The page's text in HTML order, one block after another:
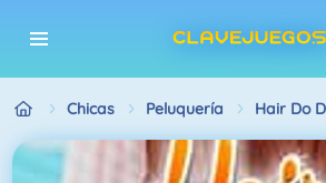
Chicas Peluquería Hair Do